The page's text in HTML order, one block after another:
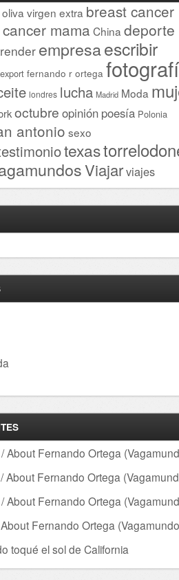
virgen extra breast cancer
cancer mama China deporte
empresaescribir
export fernando r ortega
londres lucha Madrid Moda
octubre opinión poesía Polonia
antonio sexo
texas
Viajarviajes
About Fernando Ortega
About Fernando Ortega
About Fernando Ortega
Fernando Ortega
toqué el sol de California